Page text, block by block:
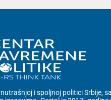
i spoljnoj politici Srbije,